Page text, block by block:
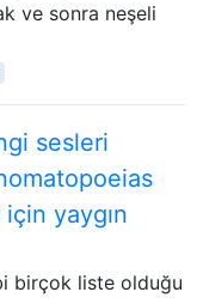
ve sonra neşeli
sesleri
için yaygın
birçok liste olduğu